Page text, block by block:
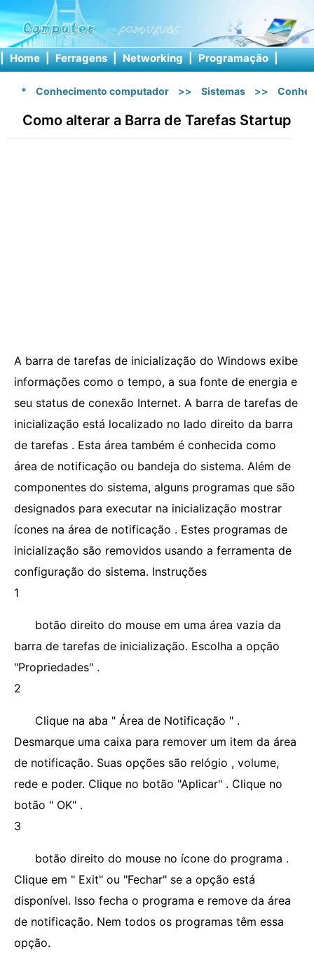
| Home | Ferragens | Networking | Programação |
* Conhecimento computador >> Sistemas >>
Como alterar a Barra de Tarefas Startup
A barra de tarefas de inicialização do Windows exibe
informações como o tempo, a sua fonte de energia e
seu status de conexão Internet. A barra de tarefas de
inicialização está localizado no lado direito da barra
de tarefas . Esta área também é conhecida como
área de notificação ou bandeja do sistema. Além de
componentes do sistema, alguns programas que são
designados para executar na inicialização mostrar
ícones na área de notificação . Estes programas de
inicialização são removidos usando a ferramenta de
configuração do sistema. Instruções
1
botão direito do mouse em uma área vazia da
barra de tarefas de inicialização. Escolha a opção
"Propriedades" .
2
Clique na aba " Área de Notificação " .
Desmarque uma caixa para remover um item da área
de notificação. Suas opções são relógio , volume,
rede e poder. Clique no botão "Aplicar" . Clique no
botão " OK" .
3
botão direito do mouse no ícone do programa .
Clique em " Exit" ou "Fechar" se a opção está
disponível. Isso fecha o programa e remove da área
de notificação. Nem todos os programas têm essa
opção.